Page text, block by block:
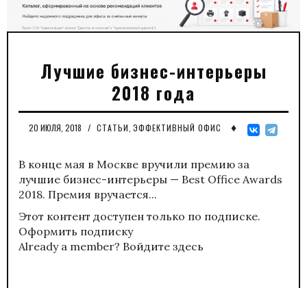
Лучшие бизнес-интерьеры
2018 года
20 ИЮЛЯ, 2018 / СТАТЬИ ЭФФЕКТИВНЫЙ ОФИС ♦
В конце мая в Москве вручили премию за
лучшие бизнес-интерьеры — Best Office Awards
2018. Премия вручается...
Этот контент доступен только по подписке.
Оформить подписку
Already a member? Войдите здесь